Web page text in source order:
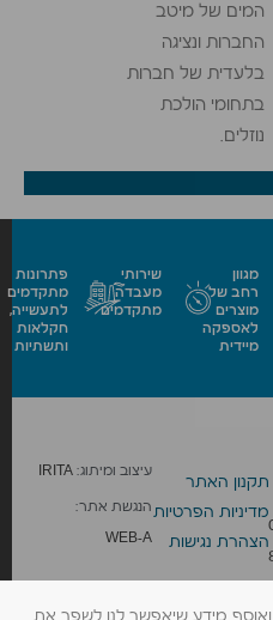
המים של מיטב
החברות ונציגה
בלעדית של חברות
בתחומי הולכת
נוזלים.
מגוון
רחב של
מוצרים
לאספקה
מיידית
שירותי
מעבדה
מתקדמים
פתרונות
מתקדמים
לתעשייה,
חקלאות
ותשתיות
תקנון האתר
מדיניות הפרטיות
הצהרת נגישות
עיצוב ומיתוג: IRITA
הנגשת אתר:
WEB-A